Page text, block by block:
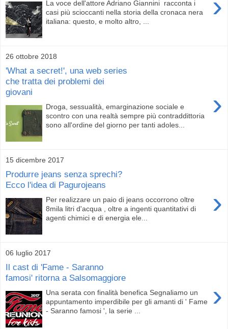
La voce dell'attore Adriano Giannini racconta i
casi più scioccanti nella storia della cronaca nera
italiana: questo, e molto altro, ...
26 ottobre 2018
'What a secret!', una web series
che tratta dei problemi dei
giovani
›
Droga, sessualità, emarginazione sociale e
scontro con una realtà sempre più contraddittoria
sono all'ordine del giorno per tanti adoles...
15 dicembre 2017
Produrre jeans senza sprechi?
Ecco l'idea di Pagurojeans
›
Per realizzare un paio di jeans occorrono oltre
8mila litri d'acqua , oltre a ingenti quantitativi di
agenti chimici e di energia ele...
06 luglio 2017
Il cast di 'Fame - Saranno
famosi' ritorna a Salsomaggiore
›
Una serata con finalità benefica Segnaliamo un
appuntamento imperdibile per gli amanti di ' Fame
- Saranno famosi ', la serie ...